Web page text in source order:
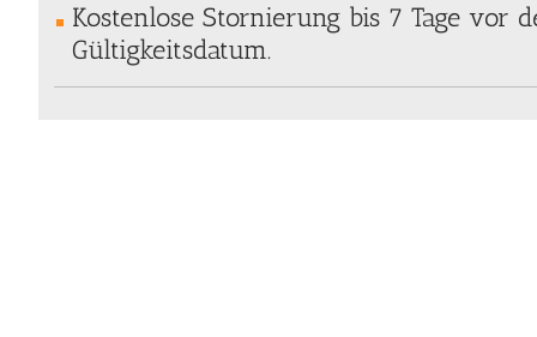
Kostenlose Stornierung bis 7 Tage vor
Gültigkeitsdatum.